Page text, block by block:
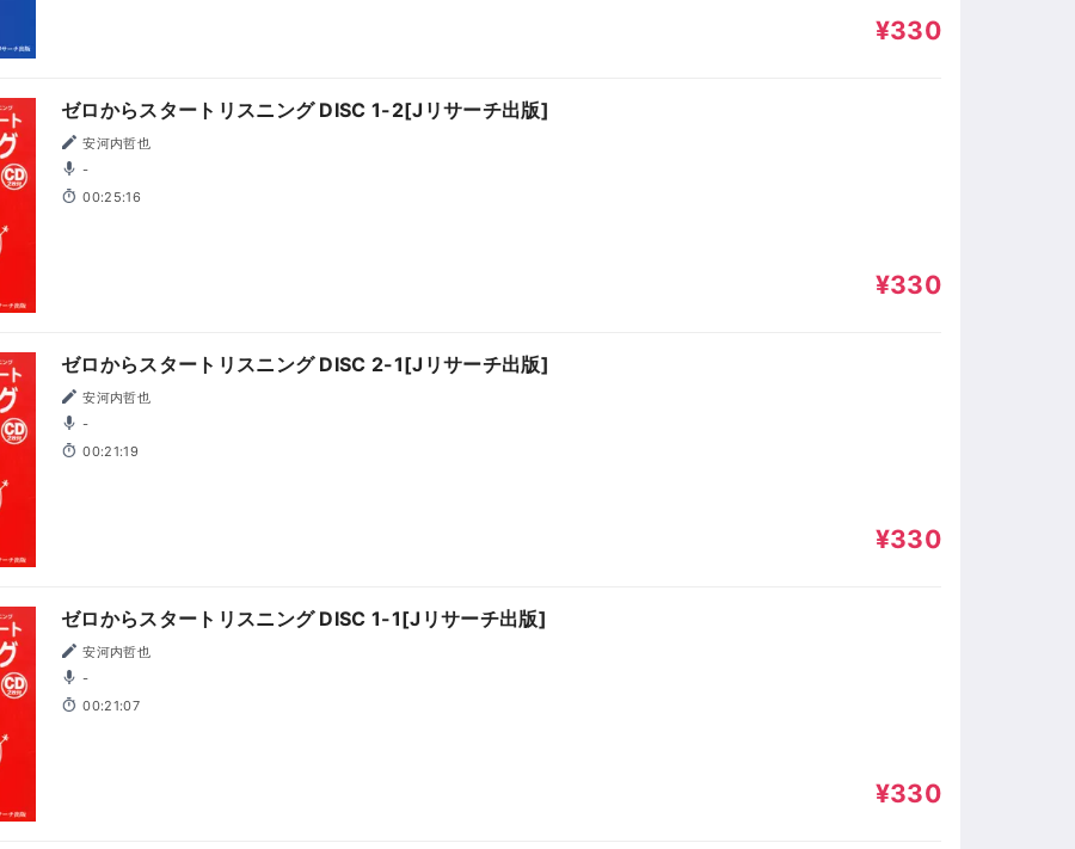
¥330
ゼロからスタートリスニング DISC 1-2[Jリサーチ出版]
安河内哲也
-
00:25:16
¥330
ゼロからスタートリスニング DISC 2-1[Jリサーチ出版]
安河内哲也
-
00:21:19
¥330
ゼロからスタートリスニング DISC 1-1[Jリサーチ出版]
安河内哲也
-
00:21:07
¥330